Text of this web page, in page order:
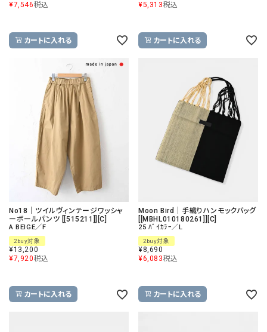
¥7,546税込
カートに入れる
¥5,313税込
カートに入れる
No18｜ツイルヴィンテージワッシャ
ーボールパンツ [[515211]][C]
A BEIGE／F
2buy対象
¥13,200
¥7,920税込
カートに入れる
Moon Bird｜手織りハンモックバッグ
[[MBHL010180261]][C]
25 ﾊﾞｲｶﾗｰ／L
2buy対象
¥8,690
¥6,083税込
カートに入れる